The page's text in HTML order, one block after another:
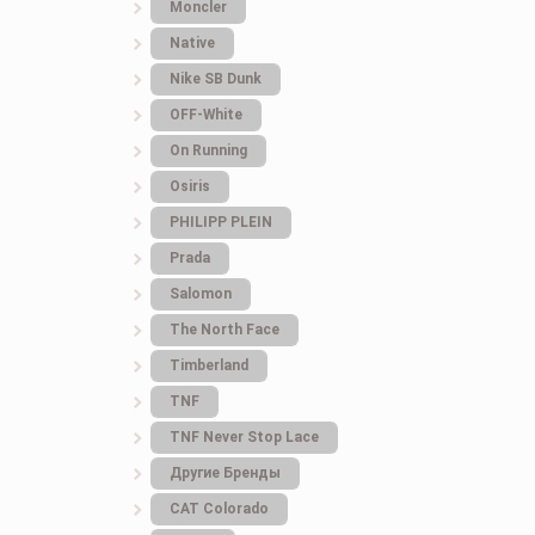
Moncler
Native
Nike SB Dunk
OFF-White
On Running
Osiris
PHILIPP PLEIN
Prada
Salomon
The North Face
Timberland
TNF
TNF Never Stop Lace
Другие Бренды
САТ Colorado